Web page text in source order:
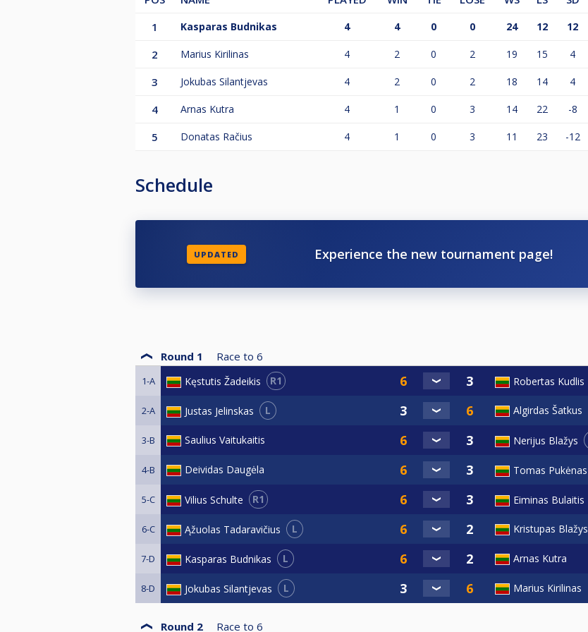
1
Kasparas Budnikas 4 4 0 0 24 12 12
2 Marius Kirilinas 4 2 0 2 19 15 4
3 Jokubas Silantjevas 4 2 0 2 18 14 4
4 Arnas Kutra 4 1 0 3 14 22 -8
5 Donatas Račius 4 1 0 3 11 23 -12
Schedule
UPDATED Experience the new tournament page!
Round 1 Race to 6
1-A Kęstutis Žadeikis R1 Robertas Kudlis
2-A Justas Jelinskas L Algirdas Šatkus
3-B Saulius Vaitukaitis Nerijus Blažys
4-B Deividas Daugėla Tomas Pukėnas
5-C Vilius Schulte R1 Eiminas Bulaitis
6-C Ąžuolas Tadaravičius L Kristupas Blažys
7-D Kasparas Budnikas L Arnas Kutra
8-D Jokubas Silantjevas L Marius Kirilinas
Round 2 Race to 6